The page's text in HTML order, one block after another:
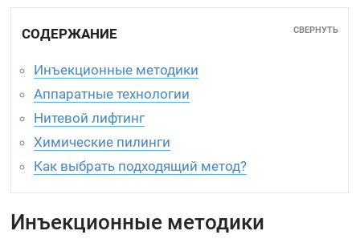
СОДЕРЖАНИЕ СВЕРНУТЬ
Инъекционные методики
Аппаратные технологии
Нитевой лифтинг
Химические пилинги
Как выбрать подходящий метод?
Инъекционные методики